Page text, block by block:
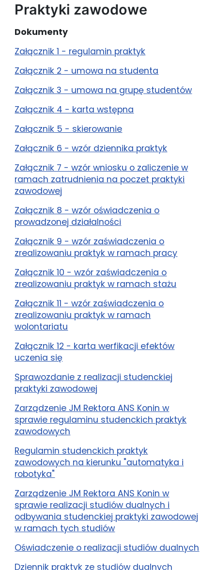
Praktyki zawodowe
Dokumenty
Załącznik 1 - regulamin praktyk
Załącznik 2 - umowa na studenta
Załącznik 3 - umowa na grupę studentów
Załącznik 4 - karta wstępna
Załącznik 5 - skierowanie
Załącznik 6 - wzór dziennika praktyk
Załącznik 7 - wzór wniosku o zaliczenie w
ramach zatrudnienia na poczet praktyki
zawodowej
Załącznik 8 - wzór oświadczenia o
prowadzonej działalności
Załącznik 9 - wzór zaświadczenia o
zrealizowaniu praktyk w ramach pracy
Załącznik 10 - wzór zaświadczenia o
zrealizowaniu praktyk w ramach stażu
Załącznik 11 - wzór zaświadczenia o
zrealizowaniu praktyk w ramach
wolontariatu
Załącznik 12 - karta werfikacji efektów
uczenia się
Sprawozdanie z realizacji studenckiej
praktyki zawodowej
Zarządzenie JM Rektora ANS Konin w
sprawie regulaminu studenckich praktyk
zawodowych
Regulamin studenckich praktyk
zawodowych na kierunku "automatyka i
robotyka"
Zarządzenie JM Rektora ANS Konin w
sprawie realizacji studiów dualnych i
odbywania studenckiej praktyki zawodowej
w ramach tych studiów
Oświadczenie o realizacji studiów dualnych
Dziennik praktyk ze studiów dualnych